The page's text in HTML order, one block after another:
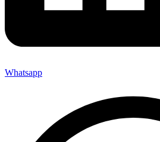
Whatsapp